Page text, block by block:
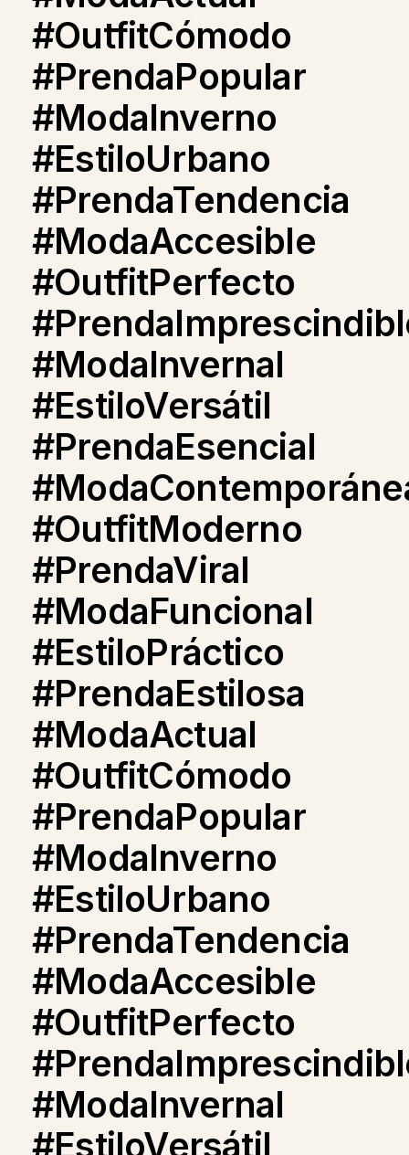
#OutfitCómodo
#PrendaPopular
#ModaInverno
#EstiloUrbano
#PrendaTendencia
#ModaAccesible
#OutfitPerfecto
#ModaInvernal
#EstiloVersátil
#PrendaEsencial
#OutfitModerno
#PrendaViral
#ModaFuncional
#EstiloPráctico
#PrendaEstilosa
#ModaActual
#OutfitCómodo
#PrendaPopular
#ModaInverno
#EstiloUrbano
#PrendaTendencia
#ModaAccesible
#OutfitPerfecto
#ModaInvernal
#EstiloVersátil